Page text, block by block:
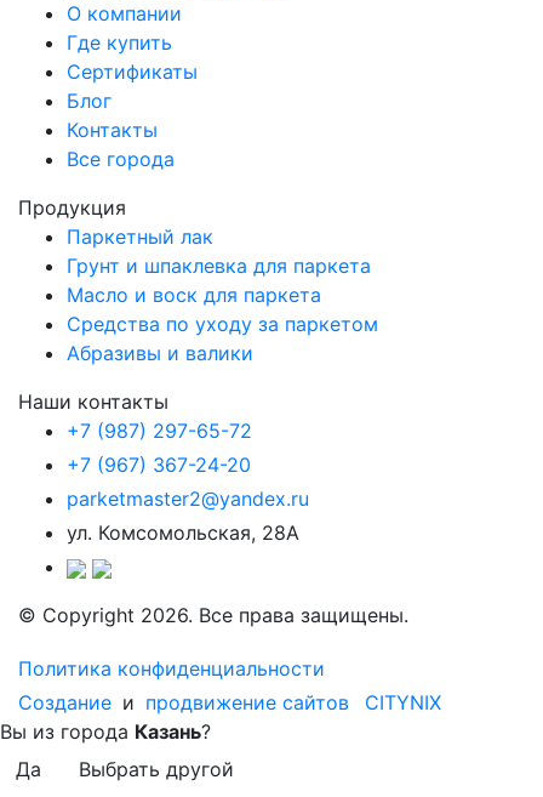
О компании
Где купить
Сертификаты
Блог
Контакты
Все города
Продукция
Паркетный лак
Грунт и шпаклевка для паркета
Масло и воск для паркета
Средства по уходу за паркетом
Абразивы и валики
Наши контакты
+7 (987) 297-65-72
+7 (967) 367-24-20
parketmaster2@yandex.ru
ул. Комсомольская, 28А
© Copyright 2026. Все права защищены.
Политика конфиденциальности
Создание и продвижение сайтов
CITYNIX
Вы из города Казань?
Да
Выбрать другой